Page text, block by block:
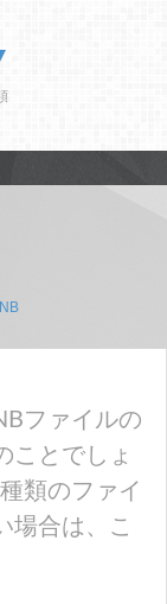
ファイルの
ことでしょ
類のファイ
場合は、こ